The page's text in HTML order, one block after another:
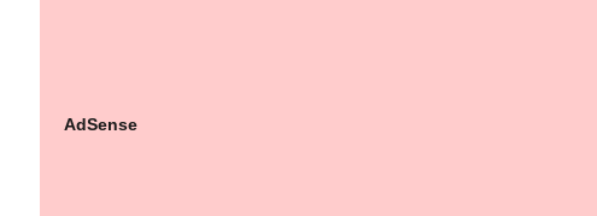
AdSense